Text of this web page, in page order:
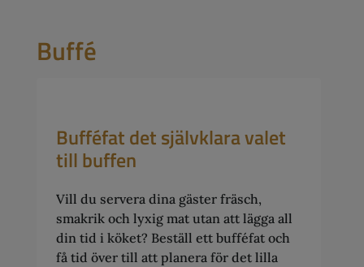
Buffé
Bufféfat det självklara valet
till buffen
Vill du servera dina gäster fräsch,
smakrik och lyxig mat utan att lägga all
din tid i köket? Beställ ett bufféfat och
få tid över till att planera för det lilla